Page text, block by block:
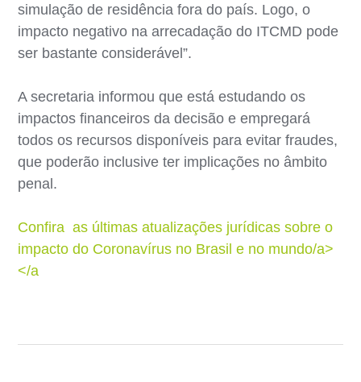
simulação de residência fora do país. Logo, o
impacto negativo na arrecadação do ITCMD pode
ser bastante considerável”.
A secretaria informou que está estudando os
impactos financeiros da decisão e empregará
todos os recursos disponíveis para evitar fraudes,
que poderão inclusive ter implicações no âmbito
penal.
Confira as últimas atualizações jurídicas sobre o
impacto do Coronavírus no Brasil e no mundo/a>
</a